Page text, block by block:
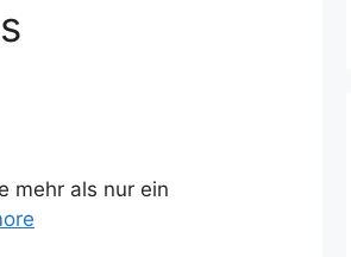
mehr als nur ein